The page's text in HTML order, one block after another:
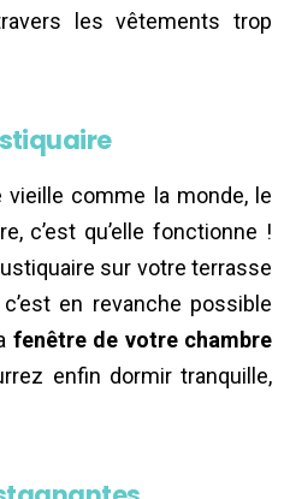
les vêtements trop
comme la monde, le
c’est qu’elle fonctionne !
sur votre terrasse
en revanche possible
fenêtre de votre chambre
enfin dormir tranquille,